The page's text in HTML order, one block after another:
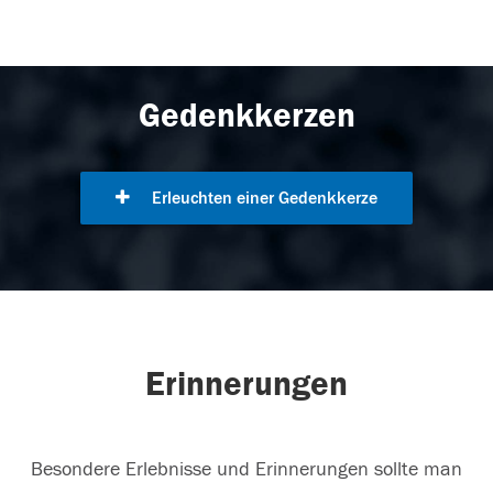
Gedenkkerzen
Erleuchten einer Gedenkkerze
Erinnerungen
Besondere Erlebnisse und Erinnerungen sollte man